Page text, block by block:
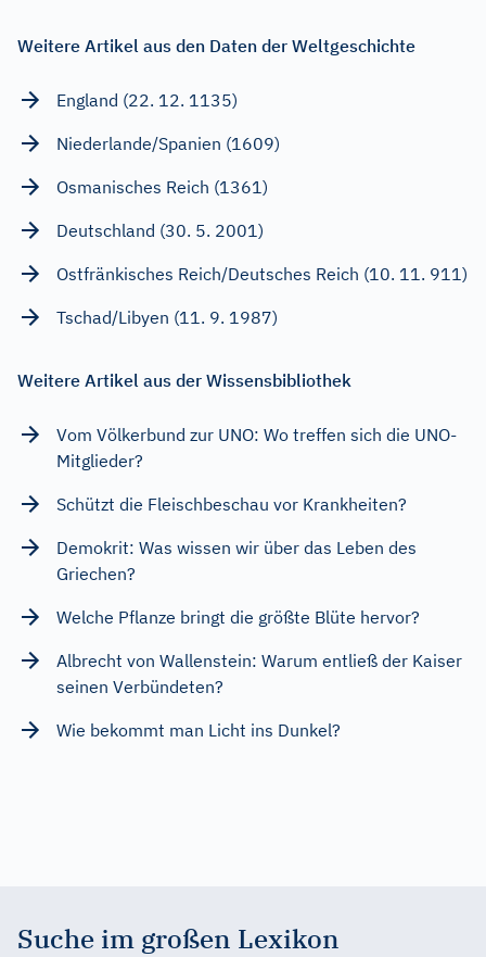
Weitere Artikel aus den Daten der Weltgeschichte
England (22. 12. 1135)
Niederlande/Spanien (1609)
Osmanisches Reich (1361)
Deutschland (30. 5. 2001)
Ostfränkisches Reich/Deutsches Reich (10. 11. 911)
Tschad/Libyen (11. 9. 1987)
Weitere Artikel aus der Wissensbibliothek
Vom Völkerbund zur UNO: Wo treffen sich die UNO-
Mitglieder?
Schützt die Fleischbeschau vor Krankheiten?
Demokrit: Was wissen wir über das Leben des
Griechen?
Welche Pflanze bringt die größte Blüte hervor?
Albrecht von Wallenstein: Warum entließ der Kaiser
seinen Verbündeten?
Wie bekommt man Licht ins Dunkel?
Suche im großen Lexikon